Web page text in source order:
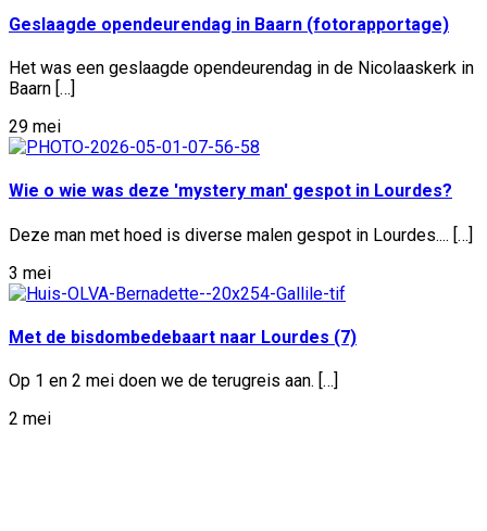
Geslaagde opendeurendag in Baarn (fotorapportage)
Het was een geslaagde opendeurendag in de Nicolaaskerk in
Baarn […]
29 mei
Wie o wie was deze 'mystery man' gespot in Lourdes?
Deze man met hoed is diverse malen gespot in Lourdes.... […]
3 mei
Met de bisdombedebaart naar Lourdes (7)
Op 1 en 2 mei doen we de terugreis aan. […]
2 mei